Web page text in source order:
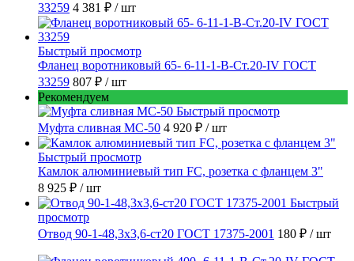
33259 4 381 ₽ / шт
Быстрый просмотр
Фланец воротниковый 65- 6-11-1-B-Ст.20-IV ГОСТ
33259 807 ₽ / шт
Рекомендуем
Быстрый просмотр
Муфта сливная МС-50 4 920 ₽ / шт
Быстрый просмотр
Камлок алюминиевый тип FC, розетка с фланцем 3"
8 925 ₽ / шт
Быстрый
просмотр
Отвод 90-1-48,3х3,6-ст20 ГОСТ 17375-2001 180 ₽ / шт